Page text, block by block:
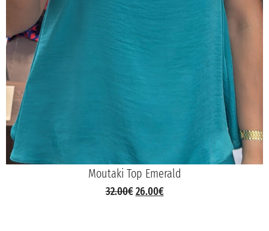
Moutaki Top Emerald
32.00€ 26.00€